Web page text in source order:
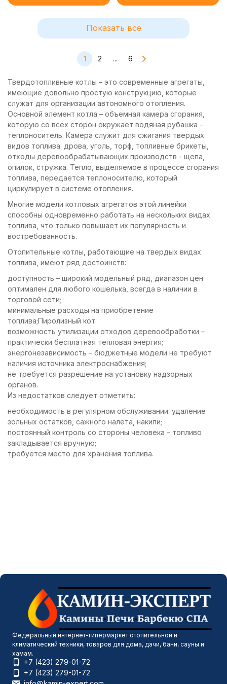
Показать все
1 2 ... 6
Твердотопливные котлы – это современные агрегаты,
имеющие довольно простую конструкцию, которые
служат для организации автономного отопления.
Основной элемент котла – объемная камера сгорания,
которую со всех сторон окружает водяная рубашка –
теплоноситель. Камера служит для сжигания твердых
видов топлива: дрова, уголь, торф, топливные брикеты,
отходы деревообрабатывающих производств - щепа,
опилок, стружка. Тепло, выделяемое в процессе сгорания
топлива, передается теплоносителю, который
циркулирует в системе отопления.
Многие модели котловых агрегатов этой линейки
способны одновременно работать на нескольких видах
топлива, что только повышает их популярность и
востребованность.
Отопительные котлы, работающие на твердых видах
топлива, имеют ряд достоинств:
доступность – широкий модельный ряд, диапазон цен
оптимален для любого кошелька, всегда в наличии в
торговой сети;
минимальные расходы на приобретение
топлива;Пиролизный кот
возможность утилизации отходов деревообработки –
практически бесплатная тепловая энергия;
энергонезависимость – бюджетные модели не требуют
наличия источника электроснабжения;
не требуется разрешение на установку надзорных
органов.
Из недостатков следует отметить:
необходимость в регулярном обслуживании: удаление
зольных остатков, сажного налета, накипи;
постоянный контроль со стороны человека – топливо
закладывается вручную;
требуется место для хранения топлива.
Федеральный интернет-гипермаркет отопительной и
климатический техники, товаров для дома, дачи, бани, сауны и
хамам.
+7 (423) 279-01-72
+7 (423) 279-01-72